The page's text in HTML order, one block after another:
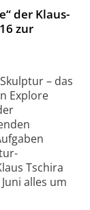
der Klaus-
zur
– das
Explore
Tschira
alles um